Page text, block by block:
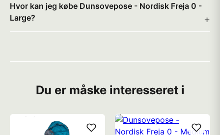
Hvor kan jeg købe Dunsovepose - Nordisk Freja 0 -
Large?
Du er måske interesseret i